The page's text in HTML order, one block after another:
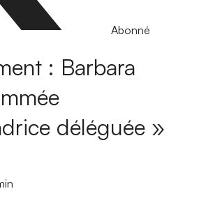
Abonné
: Barbara
déléguée »